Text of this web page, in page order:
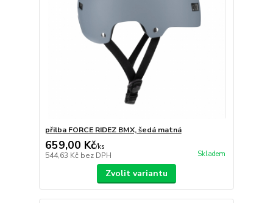
přilba FORCE RIDEZ BMX, šedá matná
659,00 Kč/ks
544,63 Kč bez DPH Skladem
Zvolit variantu